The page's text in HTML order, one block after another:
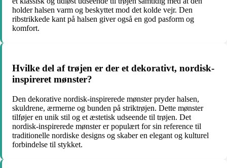
holder halsen varm og beskyttet mod det kolde vejr. Den
ribstrikkede kant på halsen giver også en god pasform og
komfort.
Hvilke del af trøjen er der et dekorativt, nordisk-
inspireret mønster?
Den dekorative nordisk-inspirerede mønster pryder halsen,
skuldrene, ærmerne og bunden på striktrøjen. Dette mønster
tilføjer en unik stil og et æstetisk udseende til trøjen. Det
nordisk-inspirerede mønster er populært for sin reference til
traditionelle nordiske designs og skaber en elegant og kulturel
forbindelse til stykket.